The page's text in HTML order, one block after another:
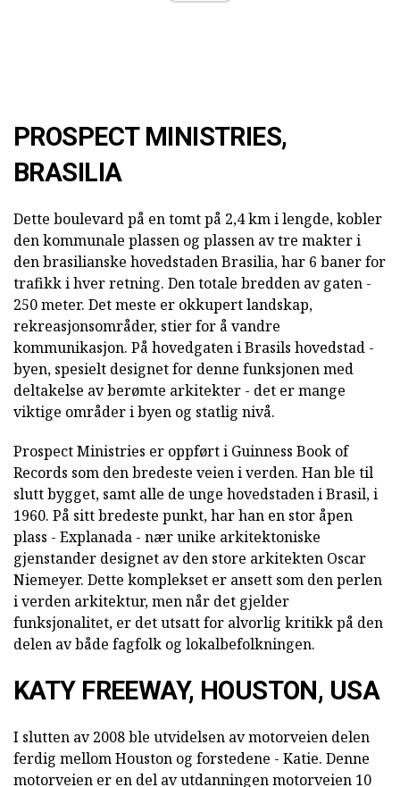
PROSPECT MINISTRIES,
BRASILIA
Dette boulevard på en tomt på 2,4 km i lengde, kobler
den kommunale plassen og plassen av tre makter i
den brasilianske hovedstaden Brasilia, har 6 baner for
trafikk i hver retning. Den totale bredden av gaten -
250 meter. Det meste er okkupert landskap,
rekreasjonsområder, stier for å vandre
kommunikasjon. På hovedgaten i Brasils hovedstad -
byen, spesielt designet for denne funksjonen med
deltakelse av berømte arkitekter - det er mange
viktige områder i byen og statlig nivå.
Prospect Ministries er oppført i Guinness Book of
Records som den bredeste veien i verden. Han ble til
slutt bygget, samt alle de unge hovedstaden i Brasil, i
1960. På sitt bredeste punkt, har han en stor åpen
plass - Explanada - nær unike arkitektoniske
gjenstander designet av den store arkitekten Oscar
Niemeyer. Dette komplekset er ansett som den perlen
i verden arkitektur, men når det gjelder
funksjonalitet, er det utsatt for alvorlig kritikk på den
delen av både fagfolk og lokalbefolkningen.
KATY FREEWAY, HOUSTON, USA
I slutten av 2008 ble utvidelsen av motorveien delen
ferdig mellom Houston og forstedene - Katie. Denne
motorveien er en del av utdanningen motorveien 10